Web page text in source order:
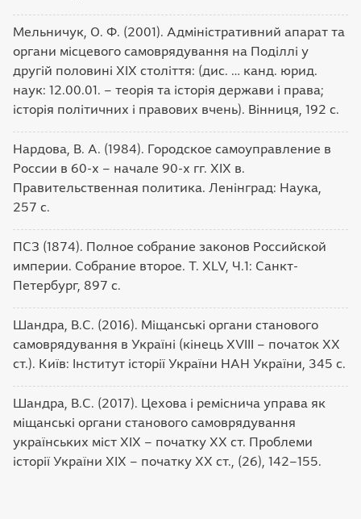
Мельничук, О. Ф. (2001). Адміністративний апарат та
органи місцевого самоврядування на Поділлі у
другій половині XIX століття: (дис. … канд. юрид.
наук: 12.00.01. – теорія та історія держави і права;
історія політичних і правових вчень). Вінниця, 192 c.
Нардова, В. А. (1984). Городское самоуправление в
России в 60-х – начале 90-х гг. XIX в.
Правительственная политика. Ленінград: Наука,
257 с.
ПСЗ (1874). Полное собрание законов Российской
империи. Собрание второе. Т. XLV, Ч.1: Санкт-
Петербург, 897 с.
Шандра, В.С. (2016). Міщанські органи станового
самоврядування в Україні (кінець ХVIII – початок ХХ
ст.). Київ: Інститут історії України НАН України, 345 с.
Шандра, В.С. (2017). Цехова і реміснича управа як
міщанські органи станового самоврядування
українських міст ХІХ – початку ХХ ст. Проблеми
історії України ХІХ – початку ХХ ст., (26), 142–155.